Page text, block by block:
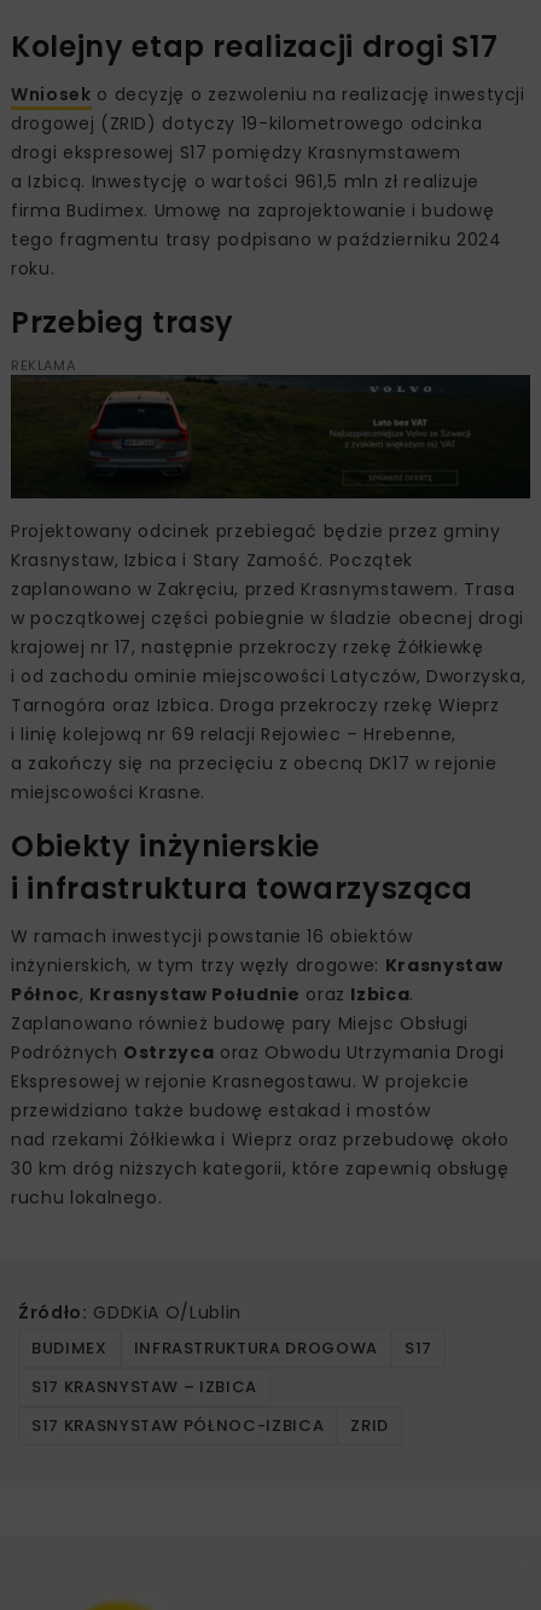
Kolejny etap realizacji drogi S17
Wniosek o decyzję o zezwoleniu na realizację inwestycji
drogowej (ZRID) dotyczy 19-kilometrowego odcinka
drogi ekspresowej S17 pomiędzy Krasnymstawem
a Izbicą. Inwestycję o wartości 961,5 mln zł realizuje
firma Budimex. Umowę na zaprojektowanie i budowę
tego fragmentu trasy podpisano w październiku 2024
roku.
Przebieg trasy
REKLAMA
Projektowany odcinek przebiegać będzie przez gminy
Krasnystaw, Izbica i Stary Zamość. Początek
zaplanowano w Zakręciu, przed Krasnymstawem. Trasa
w początkowej części pobiegnie w śladzie obecnej drogi
krajowej nr 17, następnie przekroczy rzekę Żółkiewkę
i od zachodu ominie miejscowości Latyczów, Dworzyska,
Tarnogóra oraz Izbica. Droga przekroczy rzekę Wieprz
i linię kolejową nr 69 relacji Rejowiec – Hrebenne,
a zakończy się na przecięciu z obecną DK17 w rejonie
miejscowości Krasne.
Obiekty inżynierskie
i infrastruktura towarzysząca
W ramach inwestycji powstanie 16 obiektów
inżynierskich, w tym trzy węzły drogowe: Krasnystaw
Północ, Krasnystaw Południe oraz Izbica.
Zaplanowano również budowę pary Miejsc Obsługi
Podróżnych Ostrzyca oraz Obwodu Utrzymania Drogi
Ekspresowej w rejonie Krasnegostawu. W projekcie
przewidziano także budowę estakad i mostów
nad rzekami Żółkiewka i Wieprz oraz przebudowę około
30 km dróg niższych kategorii, które zapewnią obsługę
ruchu lokalnego.
Źródło: GDDKiA O/Lublin
BUDIMEX INFRASTRUKTURA DROGOWA
S17
S17 KRASNYSTAW – IZBICA
S17 KRASNYSTAW PÓŁNOC-IZBICA
ZRID